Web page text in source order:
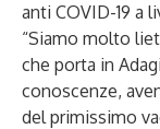
anti COVID-19 a
“Siamo molto
che porta in
conoscenze,
del primissimo